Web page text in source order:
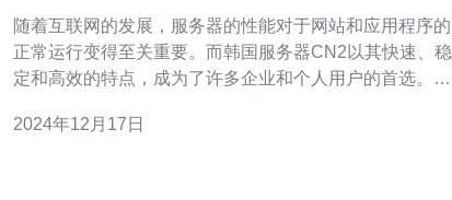
随着互联网的发展，服务器的性能对于网站和应用程序的
正常运行变得至关重要。而韩国服务器CN2以其快速、稳
定和高效的特点，成为了许多企业和个人用户的首选。本
快速性能是其最大的优势之一。首先，韩国作为亚洲地区
2024年12月17日